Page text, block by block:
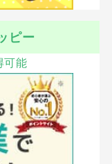
ピー
可能